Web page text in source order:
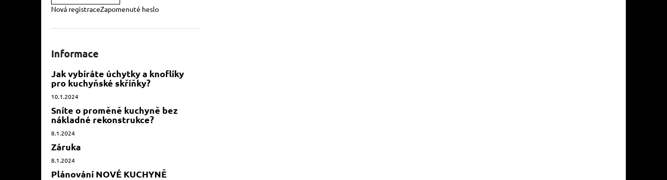
Nová registraceZapomenuté heslo
Informace
Jak vybíráte úchytky a knoflíky
pro kuchyňské skříňky?
10.1.2024
Sníte o proměně kuchyně bez
nákladné rekonstrukce?
8.1.2024
Záruka
8.1.2024
Plánování NOVÉ KUCHYNĚ